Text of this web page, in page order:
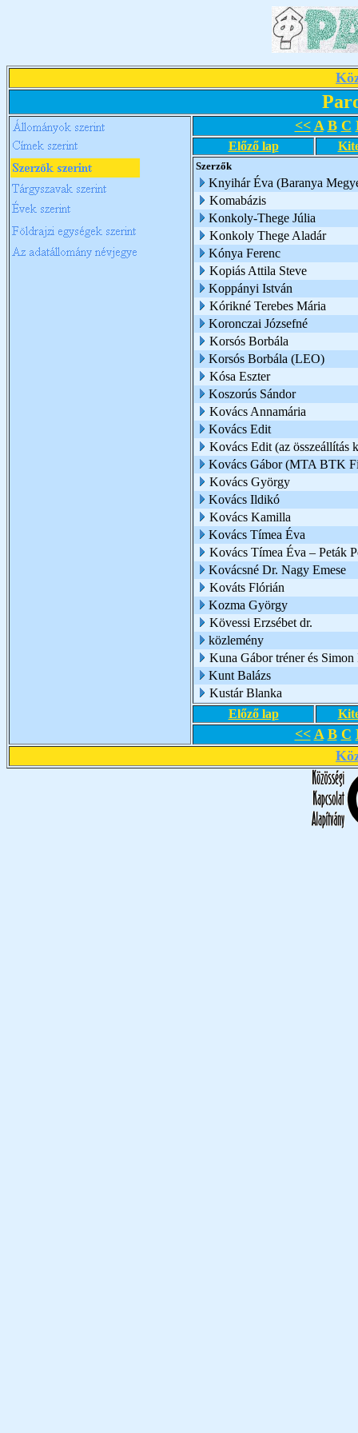
<< A B C
Előző lap
Szerzők
Knyihár Éva (Baranya
Komabázis
Konkoly-Thege Júlia
Konkoly Thege Aladár
Kónya Ferenc
Kopiás Attila Steve
Koppányi István
Kórikné Terebes Mária
Koronczai Józsefné
Korsós Borbála
Korsós Borbála (LEO)
Kósa Eszter
Koszorús Sándor
Kovács Annamária
Kovács Edit
Kovács Edit (az összeállítás
Kovács Gábor (MTA BTK
Kovács György
Kovács Ildikó
Kovács Kamilla
Kovács Tímea Éva
Kovács Tímea Éva – Peták
Kovácsné Dr. Nagy Emese
Kováts Flórián
Kozma György
Kövessi Erzsébet dr.
közlemény
Kuna Gábor tréner és
Kunt Balázs
Kustár Blanka
Előző lap
<< A B C